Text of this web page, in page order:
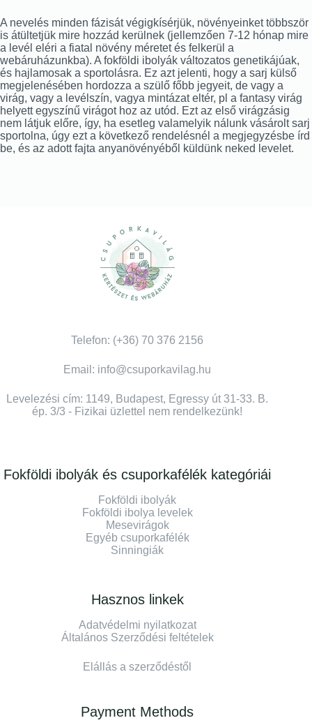
A nevelés minden fázisát végigkísérjük, növényeinket többször
is átültetjük mire hozzád kerülnek (jellemzően 7-12 hónap mire
a levél eléri a fiatal növény méretet és felkerül a
webáruházunkba). A fokföldi ibolyák változatos genetikájúak,
és hajlamosak a sportolásra. Ez azt jelenti, hogy a sarj külső
megjelenésében hordozza a szülő főbb jegyeit, de vagy a
virág, vagy a levélszín, vagya mintázat eltér, pl a fantasy virág
helyett egyszínű virágot hoz az utód. Ezt az első virágzásig
nem látjuk előre, így, ha esetleg valamelyik nálunk vásárolt sarj
sportolna, úgy ezt a következő rendelésnél a megjegyzésbe írd
be, és az adott fajta anyanövényéből küldünk neked levelet.
Telefon: (+36) 70 376 2156
Email: info@csuporkavilag.hu
Levelezési cím: 1149, Budapest, Egressy út 31-33. B.
ép. 3/3 - Fizikai üzlettel nem rendelkezünk!
Fokföldi ibolyák és csuporkafélék kategóriái
Fokföldi ibolyák
Fokföldi ibolya levelek
Mesevirágok
Egyéb csuporkafélék
Sinningiák
Hasznos linkek
Adatvédelmi nyilatkozat
Általános Szerződési feltételek
Elállás a szerződéstől
Payment Methods